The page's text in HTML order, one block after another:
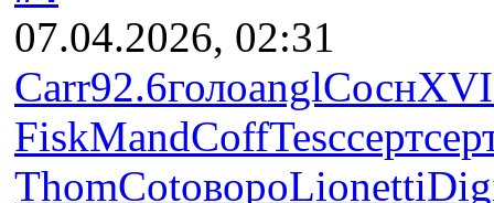
07.04.2026, 02:31
Carr92.6голоanglСосн
FiskMandCoffTescсерт
ThomCotoвороLionetti